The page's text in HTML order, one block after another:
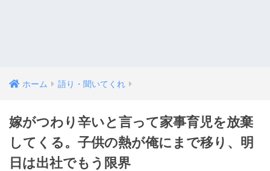
ホーム 語り・聞いてくれ
嫁がつわり辛いと言って家事育児を放棄
してくる。子供の熱が俺にまで移り、明
日は出社でもう限界